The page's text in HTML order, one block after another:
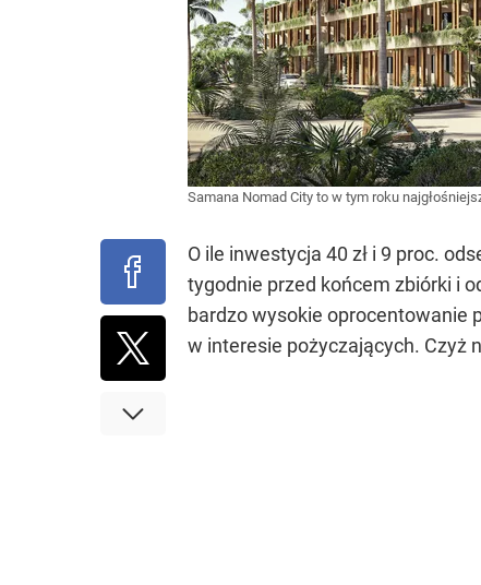
Samana Nomad City to w tym roku
O ile inwestycja 40 zł i 9 proc.
tygodnie przed końcem zbiórki i
bardzo wysokie oprocentowanie
w interesie pożyczających. Czyż